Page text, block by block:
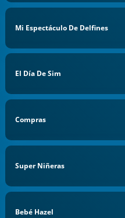
Mi Espectáculo De Delfines
El Día De Sim
Compras
Super Niñeras
Bebé Hazel